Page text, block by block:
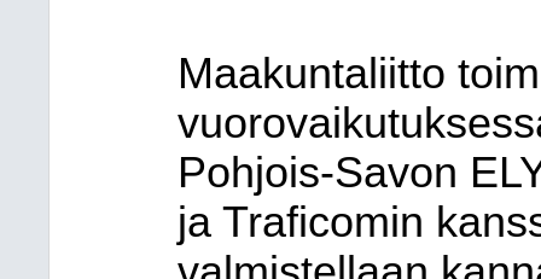
Maakuntaliitto
Pohjois-Savon
ja Traficomin